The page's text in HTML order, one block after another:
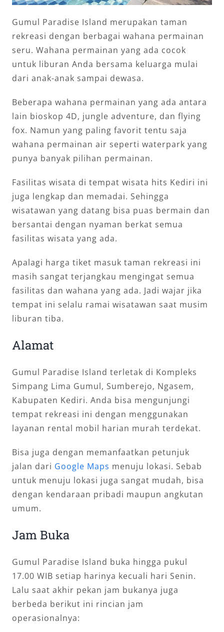
Gumul Paradise Island merupakan taman
rekreasi dengan berbagai wahana permainan
seru. Wahana permainan yang ada cocok
untuk liburan Anda bersama keluarga mulai
dari anak-anak sampai dewasa.
Beberapa wahana permainan yang ada antara
lain bioskop 4D, jungle adventure, dan flying
fox. Namun yang paling favorit tentu saja
wahana permainan air seperti waterpark yang
punya banyak pilihan permainan.
Fasilitas wisata di tempat wisata hits Kediri ini
juga lengkap dan memadai. Sehingga
wisatawan yang datang bisa puas bermain dan
bersantai dengan nyaman berkat semua
fasilitas wisata yang ada.
Apalagi harga tiket masuk taman rekreasi ini
masih sangat terjangkau mengingat semua
fasilitas dan wahana yang ada. Jadi wajar jika
tempat ini selalu ramai wisatawan saat musim
liburan tiba.
Alamat
Gumul Paradise Island terletak di Kompleks
Simpang Lima Gumul, Sumberejo, Ngasem,
Kabupaten Kediri. Anda bisa mengunjungi
tempat rekreasi ini dengan menggunakan
layanan rental mobil harian murah terdekat.
Bisa juga dengan memanfaatkan petunjuk
jalan dari Google Maps menuju lokasi. Sebab
untuk menuju lokasi juga sangat mudah, bisa
dengan kendaraan pribadi maupun angkutan
umum.
Jam Buka
Gumul Paradise Island buka hingga pukul
17.00 WIB setiap harinya kecuali hari Senin.
Lalu saat akhir pekan jam bukanya juga
berbeda berikut ini rincian jam
operasionalnya: